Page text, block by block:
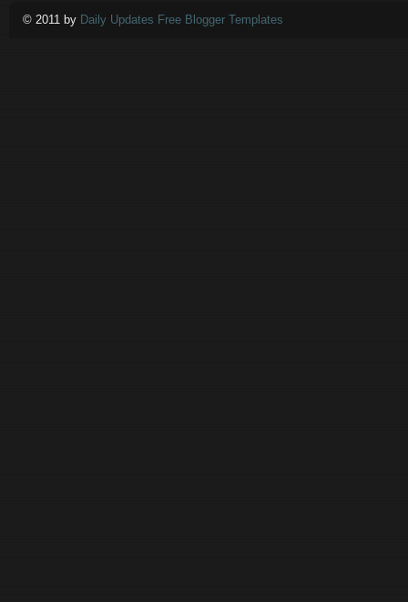
© 2011 by Daily Updates Free Blogger Templates